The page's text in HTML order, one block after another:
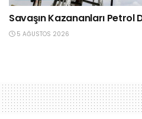
Savaşın Kazananları Petrol
5 AĞUSTOS 2026